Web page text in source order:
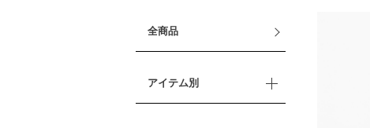
全商品
アイテム別